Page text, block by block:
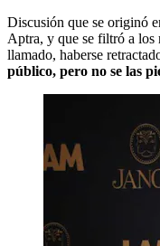
Discusión que se originó
Aptra, y que se filtró a los
llamado, haberse
público, pero no se las